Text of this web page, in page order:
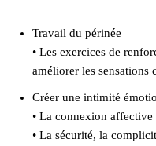
Travail du périnée
• Les exercices de
améliorer les sensations
Créer une intimité
• La connexion
• La sécurité, la